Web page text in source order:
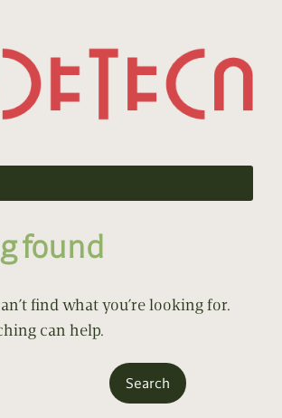
found
find what you’re looking for.
can help.